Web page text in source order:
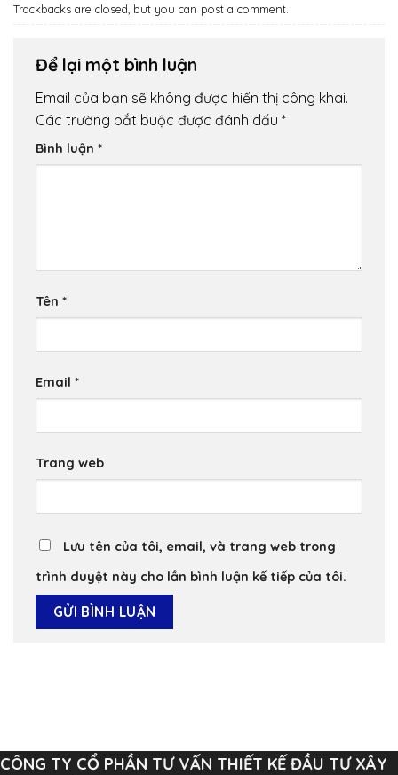
Trackbacks are closed, but you can post a comment
Để lại một bình luận
Email của bạn sẽ không được hiển thị công khai.
Các trường bắt buộc được đánh dấu *
Bình luận *
Tên *
Email *
Trang web
Lưu tên của tôi, email, và trang web trong
trình duyệt này cho lần bình luận kế tiếp của tôi.
CÔNG TY CỔ PHẦN TƯ VẤN THIẾT KẾ ĐẦU TƯ XÂY